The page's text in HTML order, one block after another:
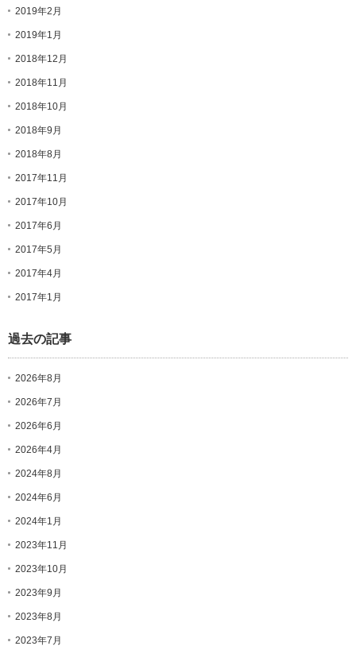
2019年2月
2019年1月
2018年12月
2018年11月
2018年10月
2018年9月
2018年8月
2017年11月
2017年10月
2017年6月
2017年5月
2017年4月
2017年1月
過去の記事
2026年8月
2026年7月
2026年6月
2026年4月
2024年8月
2024年6月
2024年1月
2023年11月
2023年10月
2023年9月
2023年8月
2023年7月